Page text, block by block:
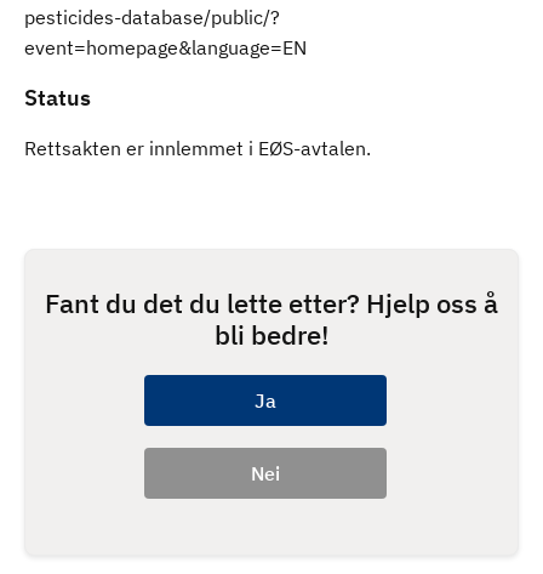
pesticides-database/public/?
event=homepage&language=EN
Status
Rettsakten er innlemmet i EØS-avtalen.
Fant du det du lette etter? Hjelp oss å
bli bedre!